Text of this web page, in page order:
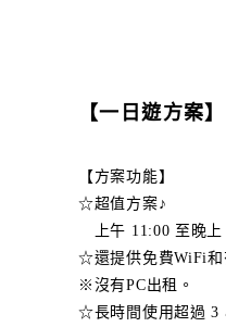
【一日遊方案
【方案功能】
☆超值方案♪
上午 11:00 至晚上
☆還提供免費WiFi和
※沒有PC出租。
☆長時間使用超過 3